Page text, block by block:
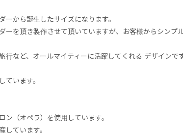
ーから誕生したサイズになります。
ーを頂き製作させて頂いていますが、お客様からシンプ
行など、オールマイティーに活躍してくれる デザインです
ています。
ン（オペラ）を使用しています。
しています。